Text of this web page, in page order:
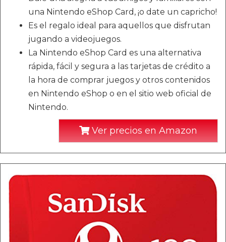
una Nintendo eShop Card, ¡o date un capricho!
Es el regalo ideal para aquellos que disfrutan
jugando a videojuegos.
La Nintendo eShop Card es una alternativa
rápida, fácil y segura a las tarjetas de crédito a
la hora de comprar juegos y otros contenidos
en Nintendo eShop o en el sitio web oficial de
Nintendo.
Ver precios en Amazon